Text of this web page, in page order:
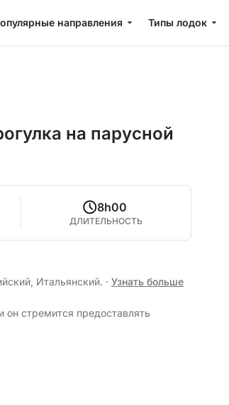
направления Типы лодок
на парусной
8h00
ДЛИТЕЛЬНОСТЬ
Итальянский. · Узнать больше
стремится предоставлять